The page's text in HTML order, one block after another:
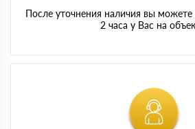
После уточнения наличия вы можете
2 часа у Вас на